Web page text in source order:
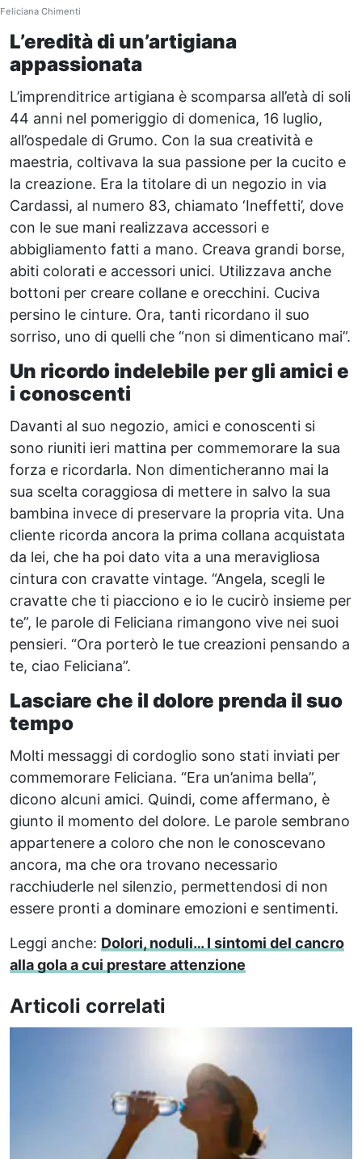
Feliciana Chimenti
L’eredità di un’artigiana
appassionata
L’imprenditrice artigiana è scomparsa all’età di soli
44 anni nel pomeriggio di domenica, 16 luglio,
all’ospedale di Grumo. Con la sua creatività e
maestria, coltivava la sua passione per la cucito e
la creazione. Era la titolare di un negozio in via
Cardassi, al numero 83, chiamato ‘Ineffetti’, dove
con le sue mani realizzava accessori e
abbigliamento fatti a mano. Creava grandi borse,
abiti colorati e accessori unici. Utilizzava anche
bottoni per creare collane e orecchini. Cuciva
persino le cinture. Ora, tanti ricordano il suo
sorriso, uno di quelli che “non si dimenticano mai”.
Un ricordo indelebile per gli amici e
i conoscenti
Davanti al suo negozio, amici e conoscenti si
sono riuniti ieri mattina per commemorare la sua
forza e ricordarla. Non dimenticheranno mai la
sua scelta coraggiosa di mettere in salvo la sua
bambina invece di preservare la propria vita. Una
cliente ricorda ancora la prima collana acquistata
da lei, che ha poi dato vita a una meravigliosa
cintura con cravatte vintage. “Angela, scegli le
cravatte che ti piacciono e io le cucirò insieme per
te”, le parole di Feliciana rimangono vive nei suoi
pensieri. “Ora porterò le tue creazioni pensando a
te, ciao Feliciana”.
Lasciare che il dolore prenda il suo
tempo
Molti messaggi di cordoglio sono stati inviati per
commemorare Feliciana. “Era un’anima bella”,
dicono alcuni amici. Quindi, come affermano, è
giunto il momento del dolore. Le parole sembrano
appartenere a coloro che non le conoscevano
ancora, ma che ora trovano necessario
racchiuderle nel silenzio, permettendosi di non
essere pronti a dominare emozioni e sentimenti.
Leggi anche: Dolori, noduli… I sintomi del cancro
alla gola a cui prestare attenzione
Articoli correlati